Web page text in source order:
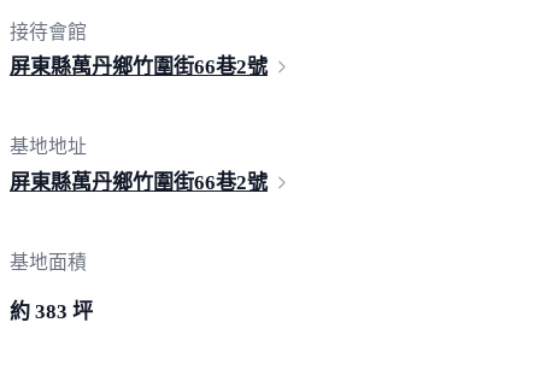
接待會館
屏東縣萬丹鄉竹圍街66巷2號
基地地址
屏東縣萬丹鄉竹圍街66巷2號
基地面積
約 383 坪